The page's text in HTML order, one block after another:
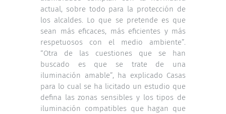
actual, sobre todo para la protección de
los alcaldes. Lo que se pretende es que
sean más eficaces, más eficientes y más
respetuosos con el medio ambiente”.
“Otra de las cuestiones que se han
buscado es que se trate de una
iluminación amable”, ha explicado Casas
para lo cual se ha licitado un estudio que
defina las zonas sensibles y los tipos de
iluminación compatibles que hagan que